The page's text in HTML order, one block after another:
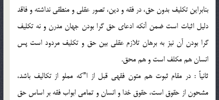
بنابراين تكليف بدون حق، در فقه و دين، تصور عقلي و منطقي نداشته و فاقد
دليل اثبات است ضمن آنكه ادعاي حق گرا بودن جهان مدرن و نه تكليف
گرا بودن آن نيز به برهان تلازم عقلي بين حق و تكليف مردود است پس
انسان هم مكلف است و هم محق.
ثانياً : در مقام ثبوت هم متون فقهي قبل از ا”كه مملو از تكاليف باشد،
مشحون از حقوق است، حقوق خدا و انسان و تمامي ابواب فقه بر اساس حق